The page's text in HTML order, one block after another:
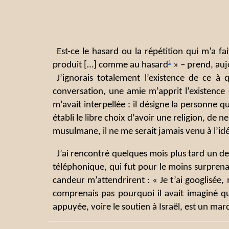
Est-ce le hasard ou la répétition qui m’a
produit […] comme au hasard1» – prend,
J’ignorais totalement l’existence de ce
conversation, une amie m’apprit
m’avait interpellée : il désigne la personne
établi le libre choix d’avoir une religion, de
musulmane, il ne me serait jamais venu à
J’ai rencontré quelques mois plus tard un
téléphonique, qui fut pour le moins
candeur m’attendrirent : « Je t’ai
comprenais pas pourquoi il avait imaginé
appuyée, voire le soutien à Israël, est un